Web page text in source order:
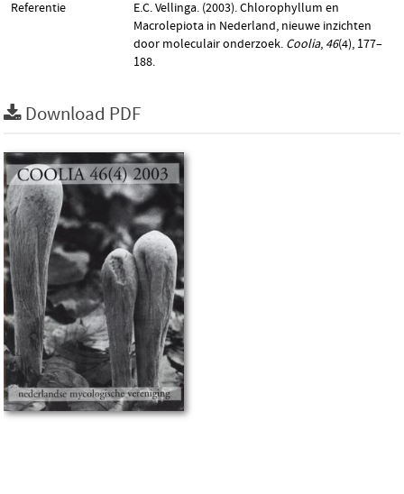
Referentie
E.C. Vellinga. (2003). Chlorophyllum en
Macrolepiota in Nederland, nieuwe inzichten
door moleculair onderzoek. Coolia, 46(4), 177–
188.
Download PDF